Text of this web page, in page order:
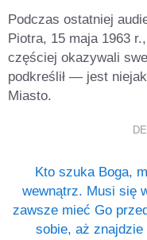
Podczas ostatniej
Piotra, 15 maja 1963
częściej okazywali
podkreślił — jest
Miasto.
Kto szuka Boga,
wewnątrz. Musi się
zawsze mieć Go
sobie, aż